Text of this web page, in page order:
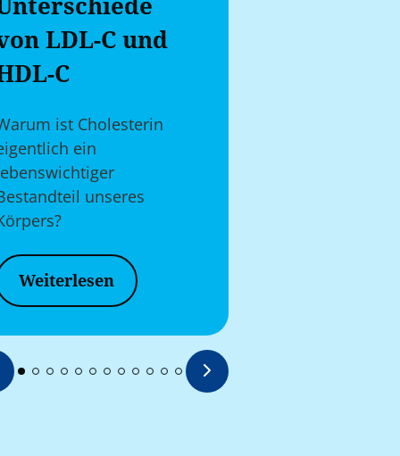
LDL-C und
C
ist Cholesterin
ein
unseres
Weiterlesen